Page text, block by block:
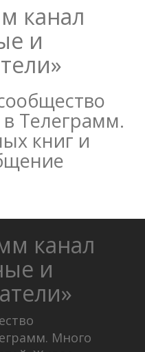
канал
и
Телеграмм.
книг и
канал
и
Много